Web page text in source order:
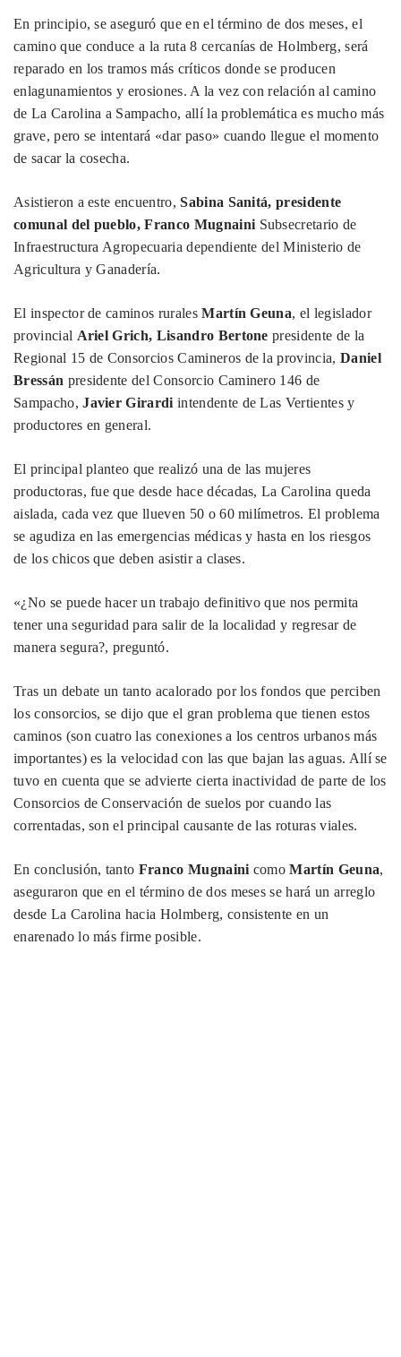
En principio, se aseguró que en el término de dos meses, el
camino que conduce a la ruta 8 cercanías de Holmberg, será
reparado en los tramos más críticos donde se producen
enlagunamientos y erosiones. A la vez con relación al camino
de La Carolina a Sampacho, allí la problemática es mucho más
grave, pero se intentará «dar paso» cuando llegue el momento
de sacar la cosecha.
Asistieron a este encuentro, Sabina Sanitá, presidente
comunal del pueblo, Franco Mugnaini Subsecretario de
Infraestructura Agropecuaria dependiente del Ministerio de
Agricultura y Ganadería.
El inspector de caminos ruralesMartín Geuna, el legislador
provincial Ariel Grich, Lisandro Bertone presidente de la
Regional 15 de Consorcios Camineros de la provincia, Daniel
Bressán presidente del Consorcio Caminero 146 de
Sampacho,Javier Girardiintendente de Las Vertientes y
productores en general.
El principal planteo que realizó una de las mujeres
productoras, fue que desde hace décadas, La Carolina queda
aislada, cada vez que llueven 50 o 60 milímetros. El problema
se agudiza en las emergencias médicas y hasta en los riesgos
de los chicos que deben asistir a clases.
«¿No se puede hacer un trabajo definitivo que nos permita
tener una seguridad para salir de la localidad y regresar de
manera segura?, preguntó.
Tras un debate un tanto acalorado por los fondos que perciben
los consorcios, se dijo que el gran problema que tienen estos
caminos (son cuatro las conexiones a los centros urbanos más
importantes) es la velocidad con las que bajan las aguas. Allí se
tuvo en cuenta que se advierte cierta inactividad de parte de los
Consorcios de Conservación de suelos por cuando las
correntadas, son el principal causante de las roturas viales.
En conclusión, tanto Franco Mugnaini comoMartín Geuna,
aseguraron que en el término de dos meses se hará un arreglo
desde La Carolina hacia Holmberg, consistente en un
enarenado lo más firme posible.